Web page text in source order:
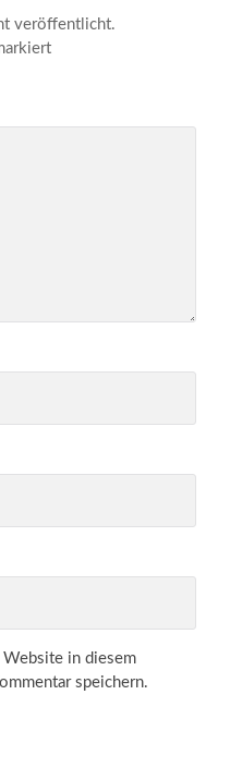
veröffentlicht.
Website in diesem
speichern.